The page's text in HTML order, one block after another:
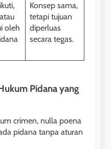
oleh
Konsep sama,
tetapi tujuan
diperluas
secara tegas.
Pidana yang
crimen, nulla poena
pidana tanpa aturan